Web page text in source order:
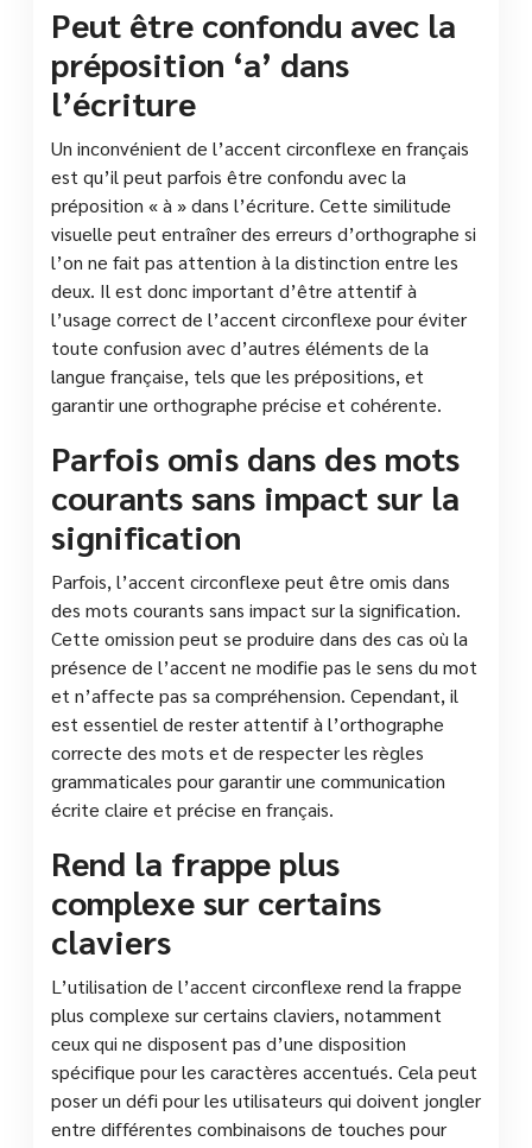
Peut être confondu avec la
préposition ‘a’ dans
l’écriture
Un inconvénient de l’accent circonflexe en français
est qu’il peut parfois être confondu avec la
préposition « à » dans l’écriture. Cette similitude
visuelle peut entraîner des erreurs d’orthographe si
l’on ne fait pas attention à la distinction entre les
deux. Il est donc important d’être attentif à
l’usage correct de l’accent circonflexe pour éviter
toute confusion avec d’autres éléments de la
langue française, tels que les prépositions, et
garantir une orthographe précise et cohérente.
Parfois omis dans des mots
courants sans impact sur la
signification
Parfois, l’accent circonflexe peut être omis dans
des mots courants sans impact sur la signification.
Cette omission peut se produire dans des cas où la
présence de l’accent ne modifie pas le sens du mot
et n’affecte pas sa compréhension. Cependant, il
est essentiel de rester attentif à l’orthographe
correcte des mots et de respecter les règles
grammaticales pour garantir une communication
écrite claire et précise en français.
Rend la frappe plus
complexe sur certains
claviers
L’utilisation de l’accent circonflexe rend la frappe
plus complexe sur certains claviers, notamment
ceux qui ne disposent pas d’une disposition
spécifique pour les caractères accentués. Cela peut
poser un défi pour les utilisateurs qui doivent jongler
entre différentes combinaisons de touches pour